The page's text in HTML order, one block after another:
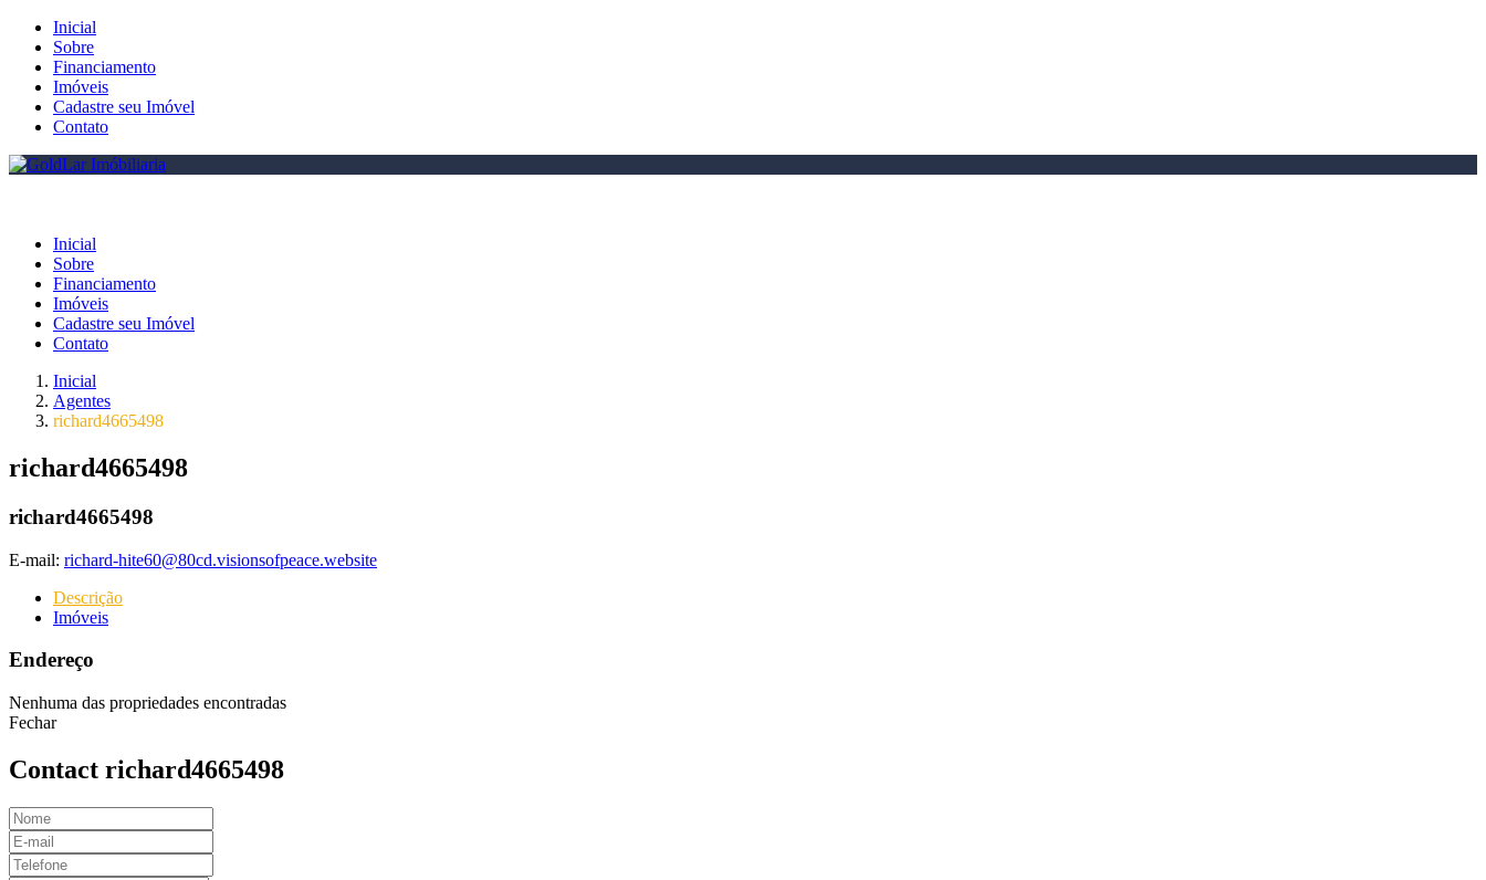
Inicial
Sobre
Financiamento
Imóveis
Cadastre seu Imóvel
Contato
Inicial
Sobre
Financiamento
Imóveis
Cadastre seu Imóvel
Contato
Inicial
Agentes
richard4665498
richard4665498
richard4665498
E-mail: richard-hite60@80cd.visionsofpeace.website
Descrição
Imóveis
Endereço
Nenhuma das propriedades encontradas
Fechar
Contact richard4665498